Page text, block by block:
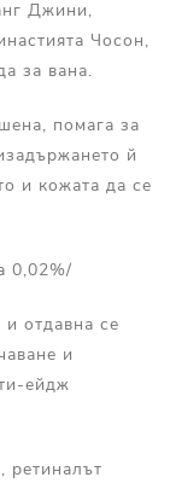
Джини,
Чосон,
за вана.
помага за
й
и кожата да се
0,02%/
отдавна се
и
ейдж
ретиналът